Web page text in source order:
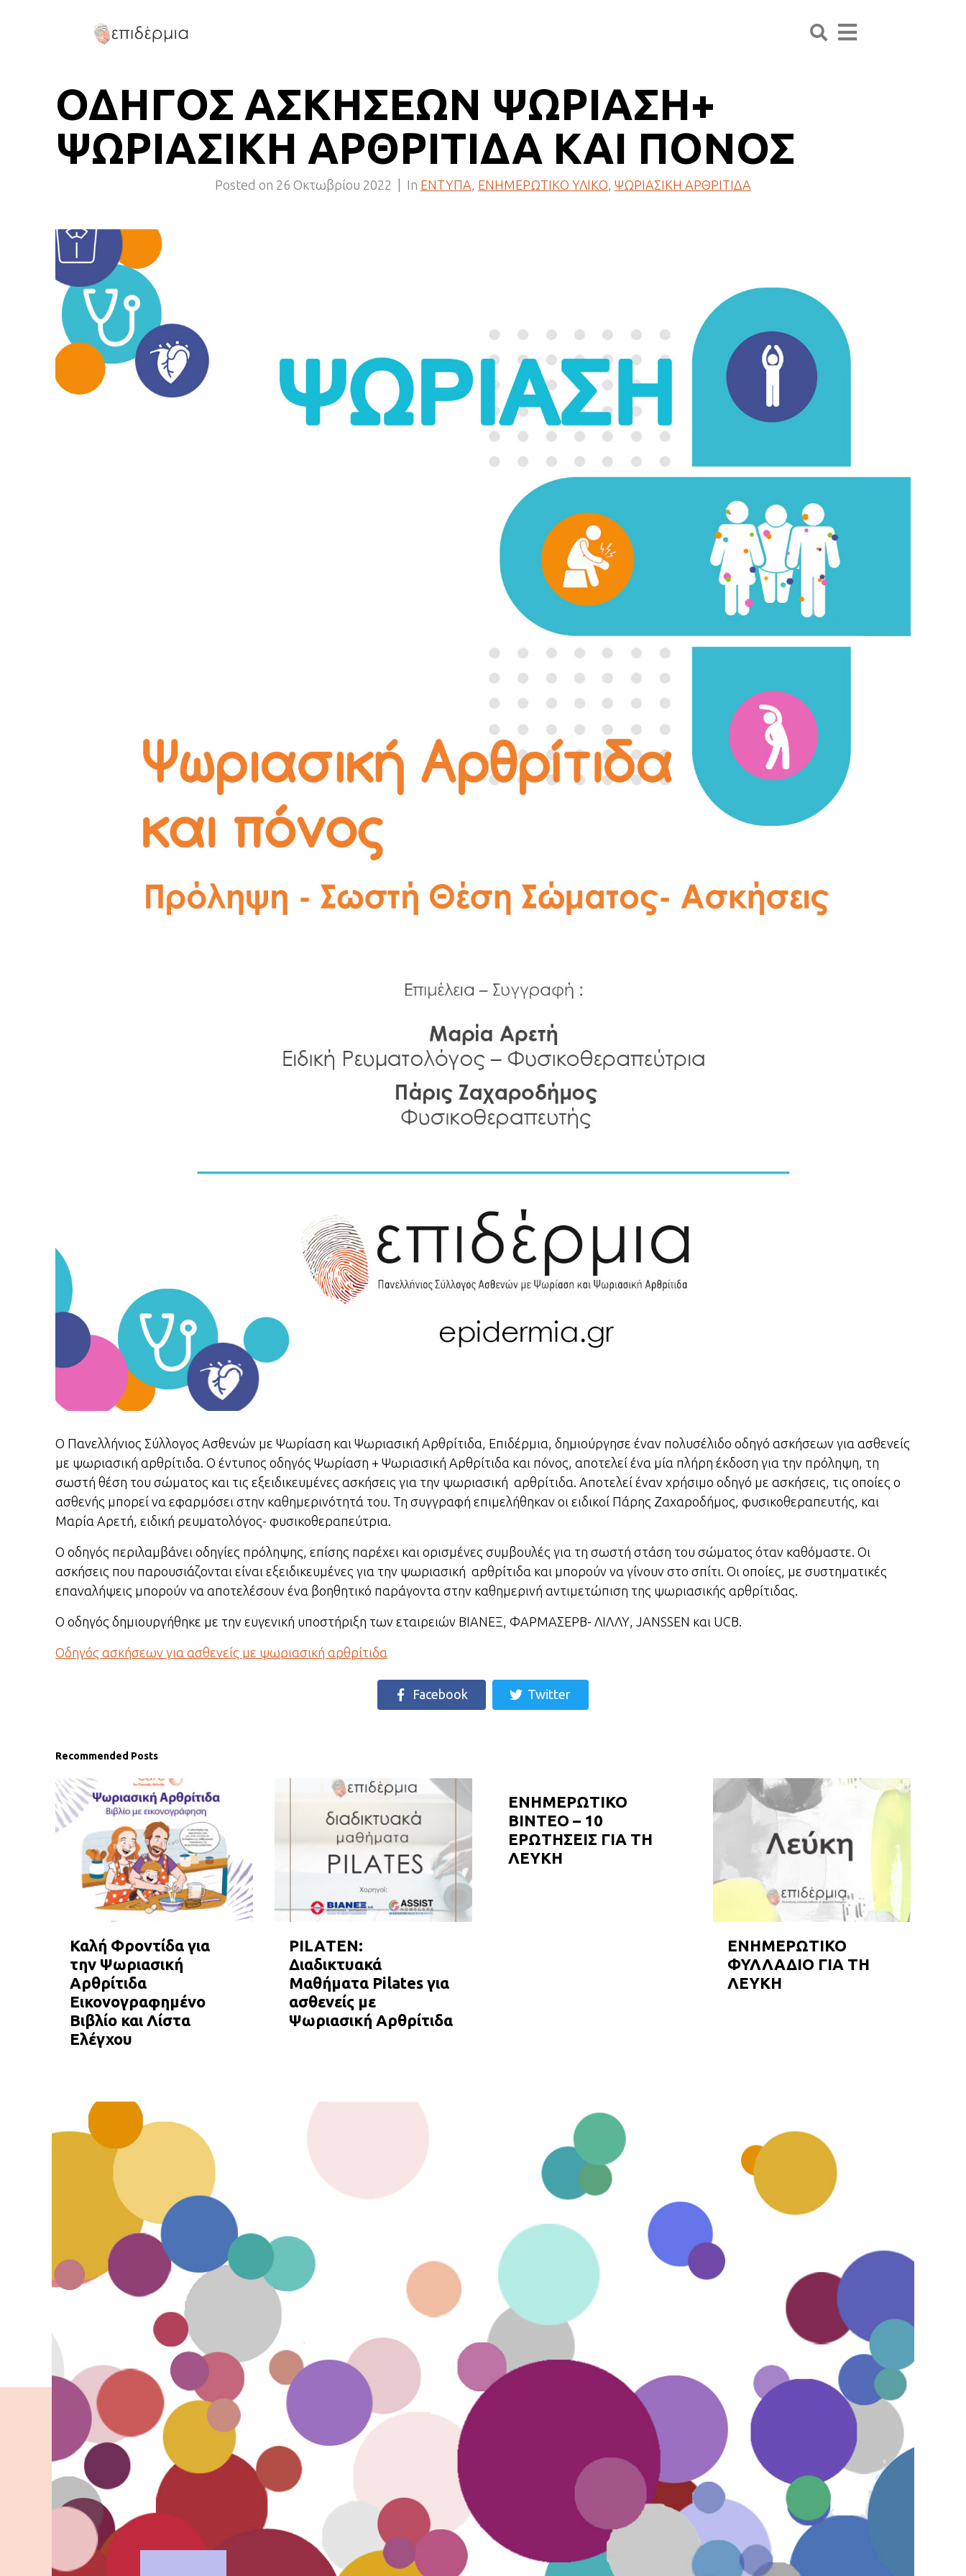
ΟΔΗΓΟΣ ΑΣΚΗΣΕΩΝ ΨΩΡΙΑΣΗ+
ΨΩΡΙΑΣΙΚΗ ΑΡΘΡΙΤΙΔΑ ΚΑΙ ΠΟΝΟΣ
Posted on 26 Οκτωβρίου 2022 In ΕΝΤΥΠΑ, ΕΝΗΜΕΡΩΤΙΚΟ ΥΛΙΚΟ, ΨΩΡΙΑΣΙΚΗ ΑΡΘΡΙΤΙΔΑ
Ο Πανελλήνιος Σύλλογος Ασθενών με Ψωρίαση και Ψωριασική Αρθρίτιδα, Επιδέρμια, δημιούργησε έναν πολυσέλιδο οδηγό ασκήσεων για ασθενείς
με ψωριασική αρθρίτιδα. Ο έντυπος οδηγός Ψωρίαση + Ψωριασική Αρθρίτιδα και πόνος, αποτελεί ένα μία πλήρη έκδοση για την πρόληψη, τη
σωστή θέση του σώματος και τις εξειδικευμένες ασκήσεις για την ψωριασική αρθρίτιδα. Αποτελεί έναν χρήσιμο οδηγό με ασκήσεις, τις οποίες ο
ασθενής μπορεί να εφαρμόσει στην καθημερινότητά του. Τη συγγραφή επιμελήθηκαν οι ειδικοί Πάρης Ζαχαροδήμος, φυσικοθεραπευτής, και
Μαρία Αρετή, ειδική ρευματολόγος- φυσικοθεραπεύτρια.
Ο οδηγός περιλαμβάνει οδηγίες πρόληψης, επίσης παρέχει και ορισμένες συμβουλές για τη σωστή στάση του σώματος όταν καθόμαστε. Οι
ασκήσεις που παρουσιάζονται είναι εξειδικευμένες για την ψωριασική αρθρίτιδα και μπορούν να γίνουν στο σπίτι. Οι οποίες, με συστηματικές
επαναλήψεις μπορούν να αποτελέσουν ένα βοηθητικό παράγοντα στην καθημερινή αντιμετώπιση της ψωριασικής αρθρίτιδας.
Ο οδηγός δημιουργήθηκε με την ευγενική υποστήριξη των εταιρειών ΒΙΑΝΕΞ, ΦΑΡΜΑΣΕΡΒ- ΛΙΛΛΥ, JANSSEN και UCB.
Οδηγός ασκήσεων για ασθενείς με ψωριασική αρθρίτιδα
Facebook Twitter
Recommended Posts
Καλή Φροντίδα για
την Ψωριασική
Αρθρίτιδα
Εικονογραφημένο
Βιβλίο και Λίστα
Ελέγχου
PILAΤΕΝ:
Διαδικτυακά
Μαθήματα Pilates για
ασθενείς με
Ψωριασική Αρθρίτιδα
ΕΝΗΜΕΡΩΤΙΚΟ
ΒΙΝΤΕΟ – 10
ΕΡΩΤΗΣΕΙΣ ΓΙΑ ΤΗ
ΛΕΥΚΗ
ΕΝΗΜΕΡΩΤΙΚΟ
ΦΥΛΛΑΔΙΟ ΓΙΑ ΤΗ
ΛΕΥΚΗ
ΕΠΙΔΕΡΜΙΑ